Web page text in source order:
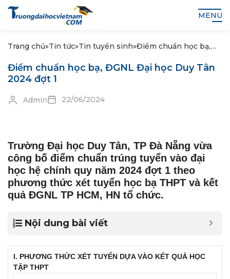
MENU
Trang chủ»Tin tức»Tin tuyển sinh»Điểm chuẩn học bạ,
Tân 2024 đợt 1
Điểm chuẩn học bạ, ĐGNL Đại học Duy Tân
2024 đợt 1
Admin 22/06/2024
Trường Đại học Duy Tân, TP Đà Nẵng vừa
công bố điểm chuẩn trúng tuyển vào đại
học hệ chính quy năm 2024 đợt 1 theo
phương thức xét tuyển học bạ THPT và kết
quả ĐGNL TP HCM, HN tổ chức.
Nội dung bài viết
I. PHƯƠNG THỨC XÉT TUYỂN DỰA VÀO KẾT QUẢ HỌC
TẬP THPT